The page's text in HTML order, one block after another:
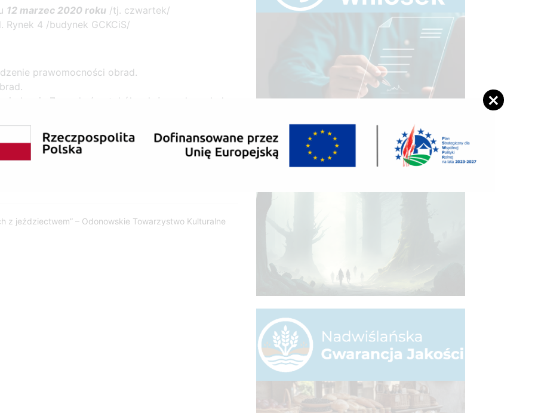
12 marzec 2020 roku /tj. czwartek/
Rynek 4 /budynek GCKCiS/
prawomocności obrad.
Zarządu /protokół wyłożony do wglądu
zwołania Walnego Zebrania Członków
z funkcjonowaniem LGD.
z jeździectwem” – Odonowskie Towarzystwo Kulturalne